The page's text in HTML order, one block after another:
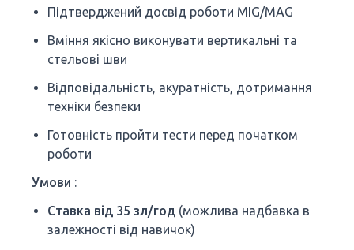
Підтверджений досвід роботи MIG/MAG
Вміння якісно виконувати вертикальні та
стельові шви
Відповідальність, акуратність, дотримання
техніки безпеки
Готовність пройти тести перед початком
роботи
Умови :
Ставка від 35 зл/год (можлива надбавка в
залежності від навичок)